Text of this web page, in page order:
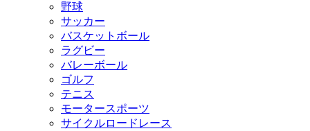
野球
サッカー
バスケットボール
ラグビー
バレーボール
ゴルフ
テニス
モータースポーツ
サイクルロードレース